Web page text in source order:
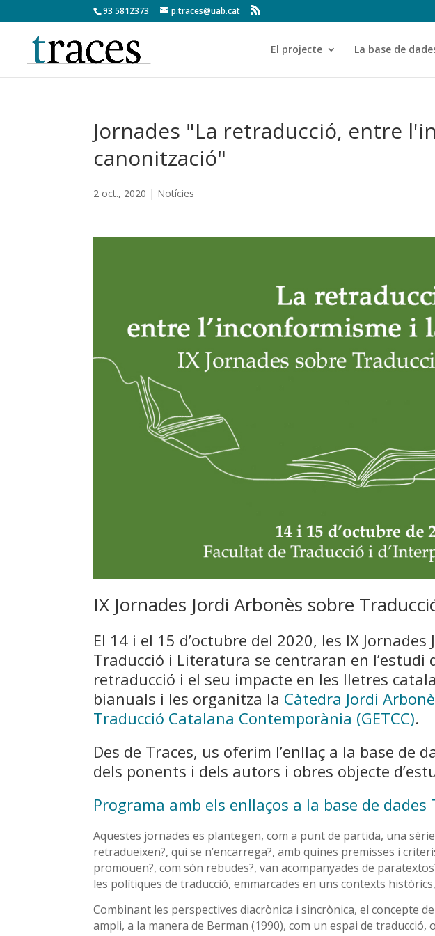
93 5812373 p.traces@uab.cat
El projecte La base de
Jornades "La retraducció, entre
canonització"
2 oct., 2020 | Notícies
IX Jornades Jordi Arbonès sobre
El 14 i el 15 d’octubre del 2020, les IX
Traducció i Literatura se centraran en l’estudi
retraducció i el seu impacte en les lletres
bianuals i les organitza la Càtedra Jordi
Traducció Catalana Contemporània (GETCC).
Des de Traces, us oferim l’enllaç a la base de
dels ponents i dels autors i obres objecte
Programa amb els enllaços a la base de dades
Aquestes jornades es plantegen, com a punt de partida, una
retradueixen?, qui se n’encarrega?, amb quines premisses i
promouen?, com són rebudes?, van acompanyades de
les polítiques de traducció, emmarcades en uns contexts
Combinant les perspectives diacrònica i sincrònica, el concepte
ampli, a la manera de Berman (1990), com un espai de traducció,